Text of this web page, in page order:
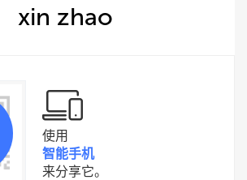
xin zhao
使用
智能手机
来分享它。